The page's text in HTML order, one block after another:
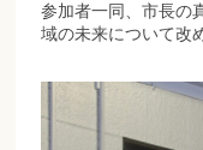
参加者一同、市長の
域の未来について改